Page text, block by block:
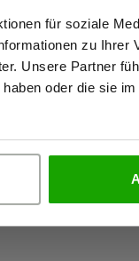
für soziale
zu Ihrer
Unsere Partner
oder die sie
Atmungsaktiv:
4-Wege-Stretch
Kein Einsatz von
Zertifizierungen
EN 20471 Klasse 1,
netto
PRIVATPERSON